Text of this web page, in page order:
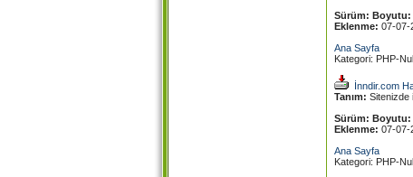
Sürüm: Boyutu:
Eklenme: 07-07-
Ana Sayfa
Kategori: PHP-
İnndir.com
Tanım: Sitenizde
Sürüm: Boyutu:
Eklenme: 07-07-
Ana Sayfa
Kategori: PHP-